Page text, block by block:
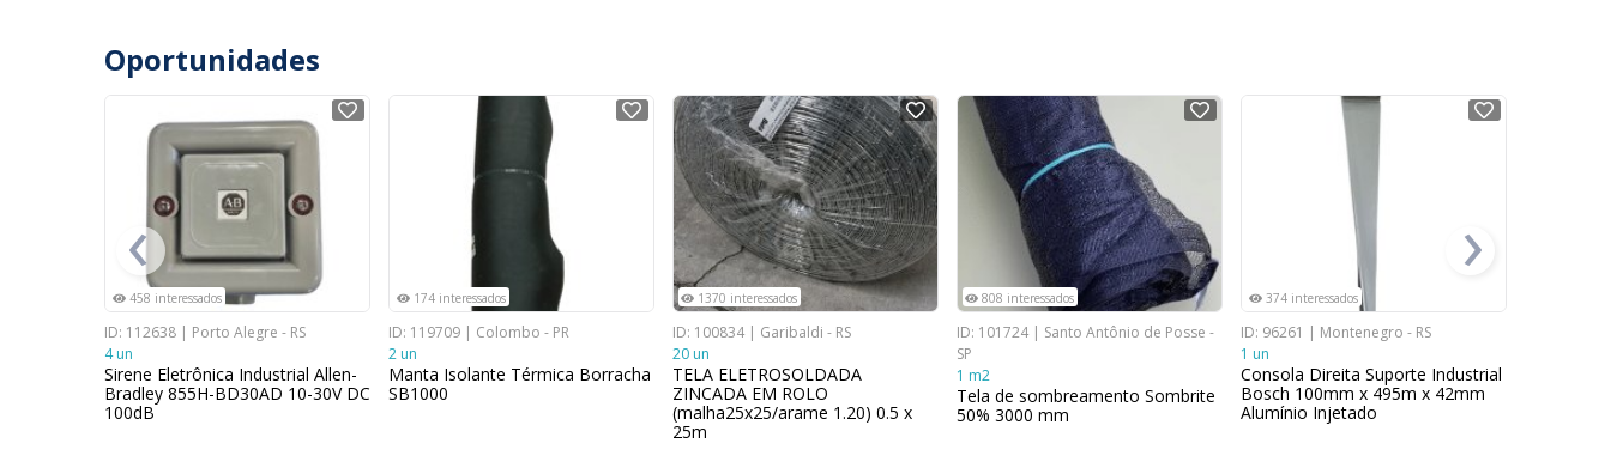
Oportunidades
458 interessados
ID: 112638 | Porto Alegre - RS
4 un
Sirene Eletrônica Industrial Allen-
Bradley 855H-BD30AD 10-30V DC
100dB
174 interessados
ID: 119709 | Colombo - PR
2 un
Manta Isolante Térmica Borracha
SB1000
NOVO
1370 interessados
ID: 100834 | Garibaldi - RS
20 un
TELA ELETROSOLDADA
ZINCADA EM ROLO
(malha25x25/arame 1.20) 0.5 x
25m
NOVO
808 interessados
ID: 101724 | Santo Antônio de Posse -
SP
1 m2
Tela de sombreamento Sombrite
50% 3000 mm
374 interessados
ID: 96261 | Montenegro - RS
1 un
Consola Direita Suporte Industrial
Bosch 100mm x 495m x 42mm
Alumínio Injetado
‹ ›